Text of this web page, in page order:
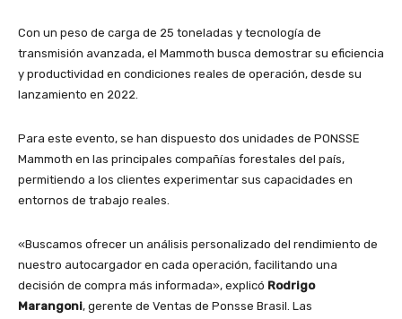
Con un peso de carga de 25 toneladas y tecnología de
transmisión avanzada, el Mammoth busca demostrar su eficiencia
y productividad en condiciones reales de operación, desde su
lanzamiento en 2022.
Para este evento, se han dispuesto dos unidades de PONSSE
Mammoth en las principales compañías forestales del país,
permitiendo a los clientes experimentar sus capacidades en
entornos de trabajo reales.
«Buscamos ofrecer un análisis personalizado del rendimiento de
nuestro autocargador en cada operación, facilitando una
decisión de compra más informada», explicó Rodrigo
Marangoni, gerente de Ventas de Ponsse Brasil. Las